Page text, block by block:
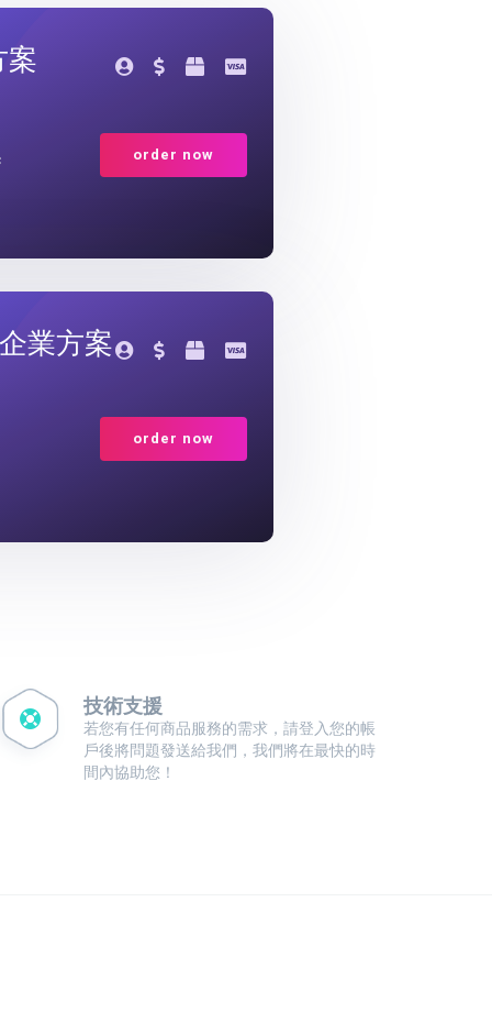
案
order now
業方案
order now
技術支援
若您有任何商品服務的需求，請登入您的帳
戶後將問題發送給我們，我們將在最快的時
間內協助您！